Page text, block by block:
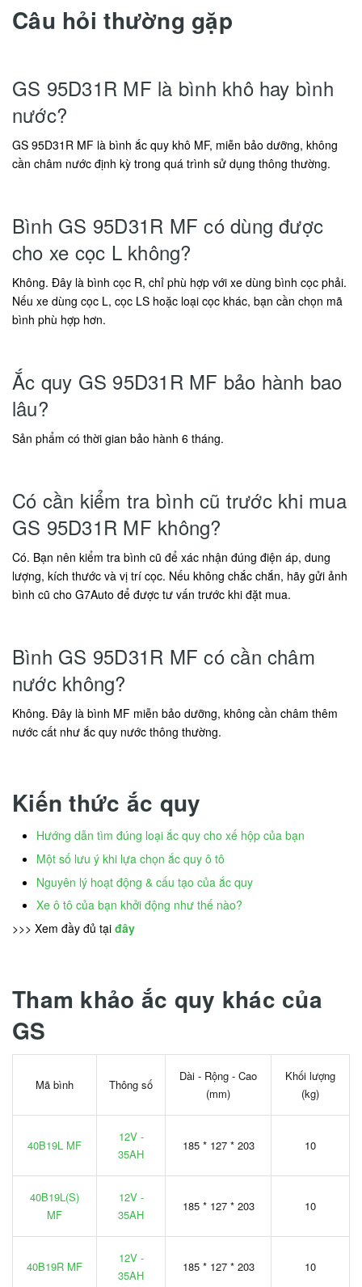
Câu hỏi thường gặp
GS 95D31R MF là bình khô hay bình
nước?
GS 95D31R MF là bình ắc quy khô MF, miễn bảo dưỡng, không
cần châm nước định kỳ trong quá trình sử dụng thông thường.
Bình GS 95D31R MF có dùng được
cho xe cọc L không?
Không. Đây là bình cọc R, chỉ phù hợp với xe dùng bình cọc phải.
Nếu xe dùng cọc L, cọc LS hoặc loại cọc khác, bạn cần chọn mã
bình phù hợp hơn.
Ắc quy GS 95D31R MF bảo hành bao
lâu?
Sản phẩm có thời gian bảo hành 6 tháng.
Có cần kiểm tra bình cũ trước khi mua
GS 95D31R MF không?
Có. Bạn nên kiểm tra bình cũ để xác nhận đúng điện áp, dung
lượng, kích thước và vị trí cọc. Nếu không chắc chắn, hãy gửi ảnh
bình cũ cho G7Auto để được tư vấn trước khi đặt mua.
Bình GS 95D31R MF có cần châm
nước không?
Không. Đây là bình MF miễn bảo dưỡng, không cần châm thêm
nước cất như ắc quy nước thông thường.
Kiến thức ắc quy
Hướng dẫn tìm đúng loại ắc quy cho xế hộp của bạn
Một số lưu ý khi lựa chọn ắc quy ô tô
Nguyên lý hoạt động & cấu tạo của ắc quy
Xe ô tô của bạn khởi động như thế nào?
>>> Xem đầy đủ tại đây
Tham khảo ắc quy khác của
GS
Mã bình Thông số
Dài - Rộng - Cao
(mm)
Khối lượng
(kg)
40B19L MF
12V -
35AH
185 * 127 * 203 10
40B19L(S)
MF
12V -
35AH
185 * 127 * 203 10
40B19R MF
12V -
35AH
185 * 127 * 203 10